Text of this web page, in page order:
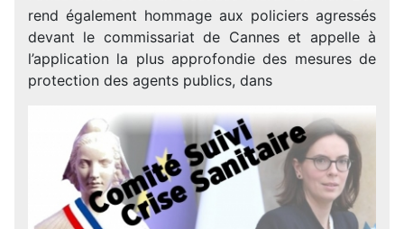
rend également hommage aux policiers agressés
devant le commissariat de Cannes et appelle à
l’application la plus approfondie des mesures de
protection des agents publics, dans